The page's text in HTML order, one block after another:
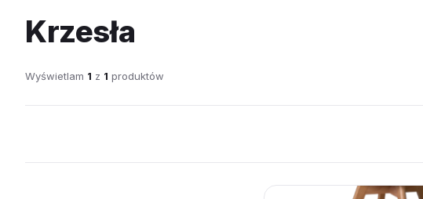
Krzesła
Wyświetlam 1 z 1 produktów